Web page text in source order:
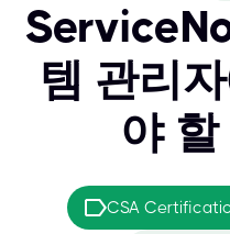
템 관리
야
CSA